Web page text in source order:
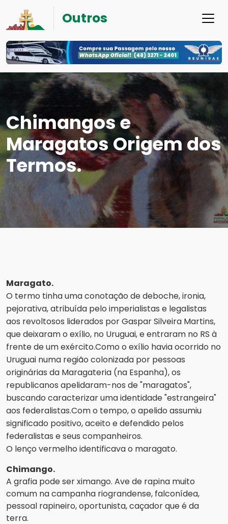
Outros
Chimangos e
Maragatos Origem dos
Termos.
Maragato.
O termo tinha uma conotação de deboche, ironia,
pejorativa, atribuída pelo imperialistas e legalistas
aos revoltosos liderados por Gaspar Silveira Martins,
que deixaram o exílio, no Uruguai, e entraram no RS à
frente de um exército.Como o exílio havia ocorrido no
Uruguai numa região colonizada por pessoas
originárias da Maragateria (na Espanha), os
republicanos apelidaram-nos de "maragatos",
buscando caracterizar uma identidade "estrangeira"
aos federalistas.Com o tempo, o apelido assumiu
significado positivo, aceito e defendido pelos
federalistas e seus companheiros.
O lenço vermelho identificava o maragato.
Chimango.
A grafia pode ser ximango. Ave de rapina muito
comum na campanha riograndense, falconídea,
pessoal rapineiro, oportunista, caçador que é da
terra.